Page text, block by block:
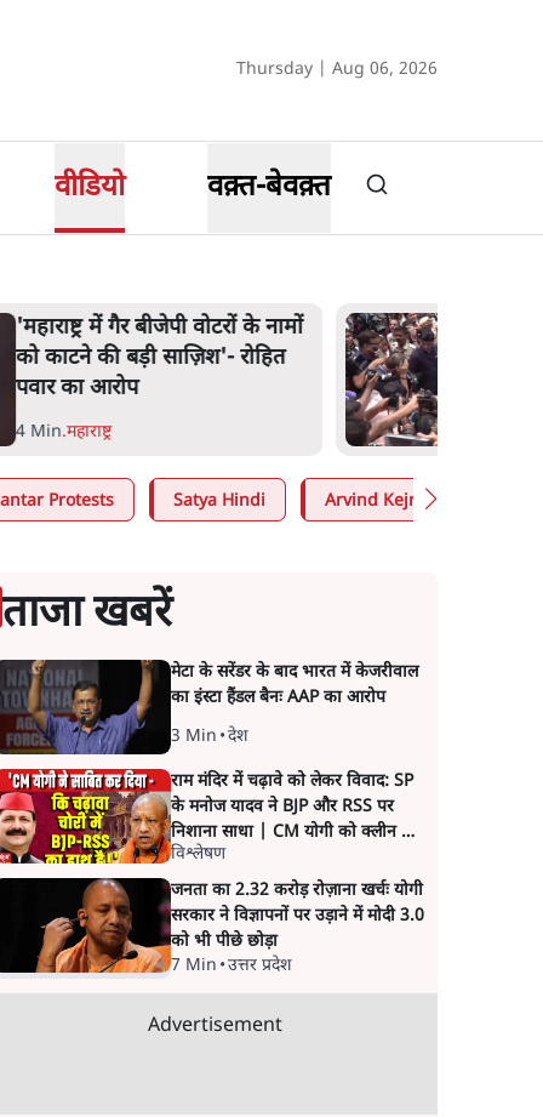
Thursday | Aug 06, 2026
वीडियो वक़्त-बेवक़्त
E20 विवादः आप के पीएम आवास
मार्च को रोका, धरने पर बैठे
केजरीवाल-सिसोदिया
5 Min.देश
Protests Satya Hindi Arvind Kejriwal
ताजा खबरें
मेटा के सरेंडर के बाद भारत में केजरीवाल
का इंस्टा हैंडल बैनः AAP का आरोप
3 Min •देश
राम मंदिर में चढ़ावे को लेकर विवाद: SP
के मनोज यादव ने BJP और RSS पर
निशाना साधा | CM योगी को क्लीन चिट
मिली
विश्लेषण
जनता का 2.32 करोड़ रोज़ाना खर्चः योगी
सरकार ने विज्ञापनों पर उड़ाने में मोदी 3.0
को भी पीछे छोड़ा
7 Min •उत्तर प्रदेश
Advertisement